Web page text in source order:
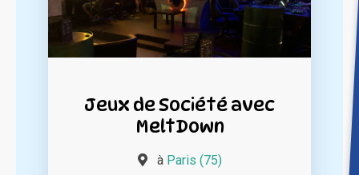
Jeux de Société avec
MeltDown
à Paris (75)